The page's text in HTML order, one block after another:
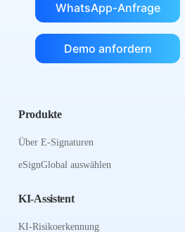
WhatsApp-Anfrage
Demo anfordern
Produkte
Über E-Signaturen
eSignGlobal auswählen
KI-Assistent
KI-Risikoerkennung